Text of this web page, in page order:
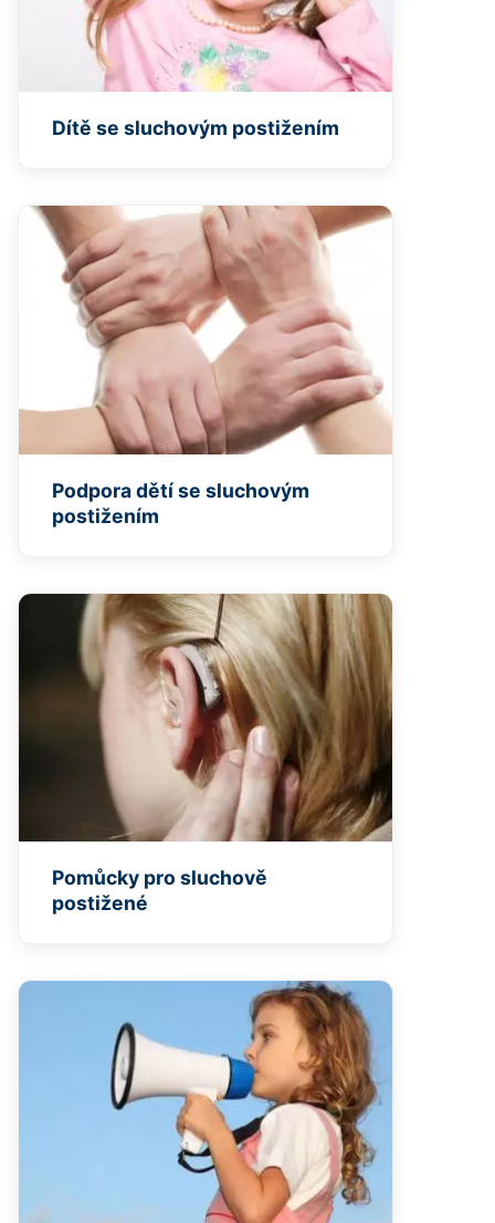
Dítě se sluchovým postižením
Podpora dětí se sluchovým
postižením
Pomůcky pro sluchově
postižené